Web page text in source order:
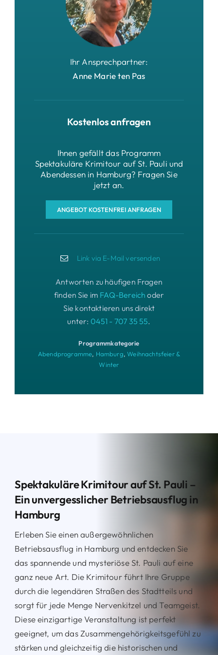
Ihr Ansprechpartner:
Anne Marie ten Pas
Kostenlos anfragen
Ihnen gefällt das Programm
Spektakuläre Krimitour auf St. Pauli und
Abendessen in Hamburg? Fragen Sie
jetzt an.
ANGEBOT KOSTENFREI ANFRAGEN
Link via E-Mail versenden
Antworten zu häufigen Fragen
finden Sie im FAQ-Bereich oder
Sie kontaktieren uns direkt
unter: 0451 - 707 35 55.
Programmkategorie
Abendprogramme, Hamburg,Weihnachtsfeier &
Winter
Spektakuläre Krimitour auf St. Pauli –
Ein unvergesslicher Betriebsausflug in
Hamburg
Erleben Sie einen außergewöhnlichen
Betriebsausflug in Hamburg und entdecken Sie
das spannende und mysteriöse St. Pauli auf eine
ganz neue Art. Die Krimitour führt Ihre Gruppe
durch die legendären Straßen des Stadtteils und
sorgt für jede Menge Nervenkitzel und Teamgeist.
Diese einzigartige Veranstaltung ist perfekt
geeignet, um das Zusammengehörigkeitsgefühl zu
stärken und gleichzeitig die historischen und